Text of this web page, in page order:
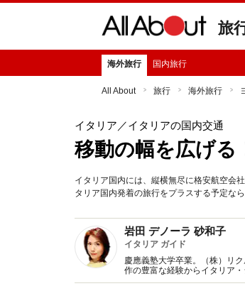
旅
海外旅行 国内旅行
All About 旅行 海外旅行
イタリア ／イタリアの国内交通
移動の幅を広げる
イタリア国内には、縦横無尽に格安航空会
タリア国内発着の旅行をプラスする予定な
岩田 デノーラ 砂和子
イタリア ガイド
慶應義塾大学卒業。（株）リ
作の豊富な経験からイタリア
訳もおまかせ下さい！ 国際ジ